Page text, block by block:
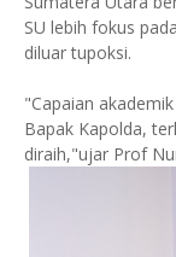
SU lebih fokus
diluar tupoksi.
"Capaian
Bapak Kapolda,
diraih,"ujar Prof